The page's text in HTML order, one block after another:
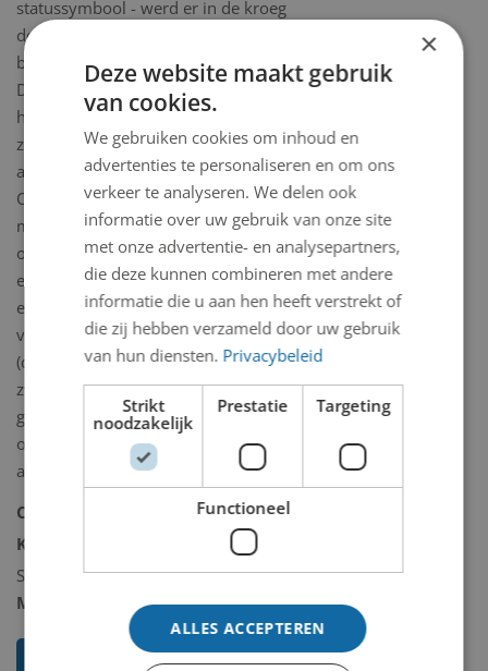
statussymbool - werd er in de kroeg
doorgejaagd. Zo’n sfeer in realistische
beelden weergeven is onmogelijk.
Daarom heeft Bes gekozen voor een
half abstracte collage van symbolen
zoals bierflesjes, café-reclames,
asbakken, stukken steenkool, enz.
Opmerkelijk is daarbij ets. no. 2: de
man die, door een duizeling
overvallen, op de vloer overgeeft. In
een ironisch-speelse toepassing van de
etstechniek ontstaat er een patroon
van de uitgespuugde maaltijd
(doperwtjes met worteltjes?) en de
zwart-witte granito vloer. Als men
geconcentreerd naar deze vloer kijkt
ontstaat er hetzelfde duizelige gevoel
als dat van het ‘slachtoffer’ op de ets.
Collectie:
Kunstcollectie
Kunstcollectie omschrijving:
Schilderij/tekening/grafiek/foto/streetart
Model 2D/3D:
2D binnen
Toon mij meer werken van Peter
×
Deze website maakt gebruik
van cookies.
We gebruiken cookies om inhoud en
advertenties te personaliseren en om ons
verkeer te analyseren. We delen ook
informatie over uw gebruik van onze site
met onze advertentie- en analysepartners,
die deze kunnen combineren met andere
informatie die u aan hen heeft verstrekt of
die zij hebben verzameld door uw gebruik
van hun diensten. Privacybeleid
Strikt
noodzakelijk
Prestatie Targeting
Functioneel
ALLES ACCEPTEREN